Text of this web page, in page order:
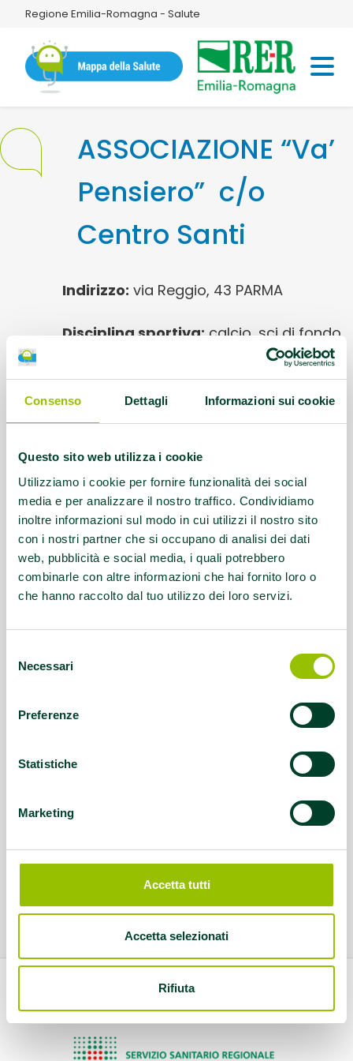
Consenso Dettagli Informazioni sui cookie
Questo sito web utilizza i cookie
Utilizziamo i cookie per fornire funzionalità dei social
media e per analizzare il nostro traffico. Condividiamo
inoltre informazioni sul modo in cui utilizzi il nostro sito
con i nostri partner che si occupano di analisi dei dati
web, pubblicità e social media, i quali potrebbero
combinarle con altre informazioni che hai fornito loro o
che hanno raccolto dal tuo utilizzo dei loro servizi.
delNecessari
Preferenze
Statistiche
Marketing
Accetta tutti
Accetta selezionati
Rifiuta
Regione Emilia-Romagna - Salute
ASSOCIAZIONE “Va’
Pensiero” c/o
Centro Santi
Indirizzo: via Reggio, 43 PARMA
Disciplina sportiva: calcio, sci di fondo,
pallavolo, trekking in bicicletta...
Referente:SIG. DI EGIDIO MARIO mail
vapensieropr@live.it 0521/396277 cell.
Contatti: SIG. DI EGIDIO MARIO mail
vapensieropr@live.it 0521/396277 cell.
3388253701
Questo contenuto si trova inDisabilità e sport